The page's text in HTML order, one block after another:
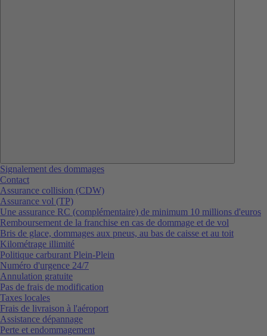
Signalement des dommages
Contact
Assurance collision (CDW)
Assurance vol (TP)
Une assurance RC (complémentaire) de minimum 10 millions d'euros
Remboursement de la franchise en cas de dommage et de vol
Bris de glace, dommages aux pneus, au bas de caisse et au toit
Kilométrage illimité
Politique carburant Plein-Plein
Numéro d'urgence 24/7
Annulation gratuite
Pas de frais de modification
Taxes locales
Frais de livraison à l'aéroport
Assistance dépannage
Perte et endommagement